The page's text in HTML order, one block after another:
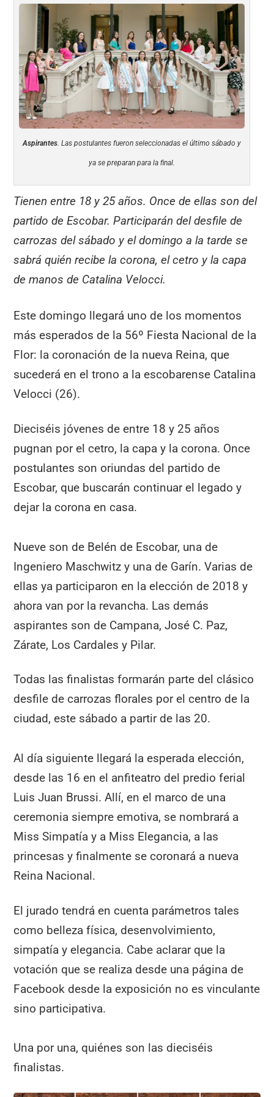
Aspirantes. Las postulantes fueron seleccionadas el último sábado y
ya se preparan para la final.
Tienen entre 18 y 25 años. Once de ellas son del
partido de Escobar. Participarán del desfile de
carrozas del sábado y el domingo a la tarde se
sabrá quién recibe la corona, el cetro y la capa
de manos de Catalina Velocci.
Este domingo llegará uno de los momentos
más esperados de la 56º Fiesta Nacional de la
Flor: la coronación de la nueva Reina, que
sucederá en el trono a la escobarense Catalina
Velocci (26).
Dieciséis jóvenes de entre 18 y 25 años
pugnan por el cetro, la capa y la corona. Once
postulantes son oriundas del partido de
Escobar, que buscarán continuar el legado y
dejar la corona en casa.
Nueve son de Belén de Escobar, una de
Ingeniero Maschwitz y una de Garín. Varias de
ellas ya participaron en la elección de 2018 y
ahora van por la revancha. Las demás
aspirantes son de Campana, José C. Paz,
Zárate, Los Cardales y Pilar.
Todas las finalistas formarán parte del clásico
desfile de carrozas florales por el centro de la
ciudad, este sábado a partir de las 20.
Al día siguiente llegará la esperada elección,
desde las 16 en el anfiteatro del predio ferial
Luis Juan Brussi. Allí, en el marco de una
ceremonia siempre emotiva, se nombrará a
Miss Simpatía y a Miss Elegancia, a las
princesas y finalmente se coronará a nueva
Reina Nacional.
El jurado tendrá en cuenta parámetros tales
como belleza física, desenvolvimiento,
simpatía y elegancia. Cabe aclarar que la
votación que se realiza desde una página de
Facebook desde la exposición no es vinculante
sino participativa.
Una por una, quiénes son las dieciséis
finalistas.